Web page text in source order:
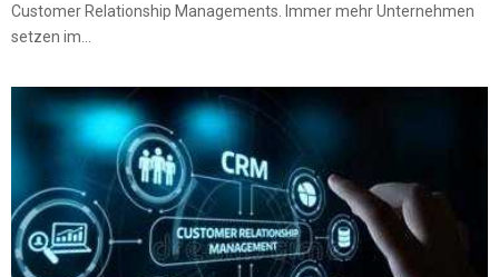
Customer Relationship Managements. Immer mehr Unternehmen
setzen im...